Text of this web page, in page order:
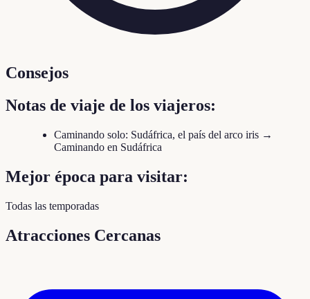
Consejos
Notas de viaje de los viajeros:
Caminando solo: Sudáfrica, el país del arco iris →
Caminando en Sudáfrica
Mejor época para visitar:
Todas las temporadas
Atracciones Cercanas